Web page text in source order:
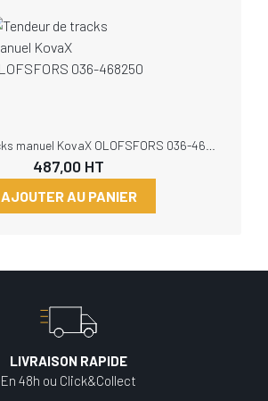
487,00 HT
AJOUTER AU PANIER
LIVRAISON RAPIDE
En 48h ou Click&Collect